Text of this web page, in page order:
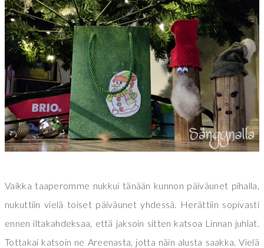
Vaikka taaperomme nukkui tänään kunnon päiväunet pihalla,
nukuttiin vielä toiset päiväunet yhdessä. Herättiin sopivasti
ennen iltakahdeksaa, että jaksoin sitten katsoa Linnan juhlat.
Tottakai katsoin ne Areenasta, jotta näin alusta saakka. Vielä